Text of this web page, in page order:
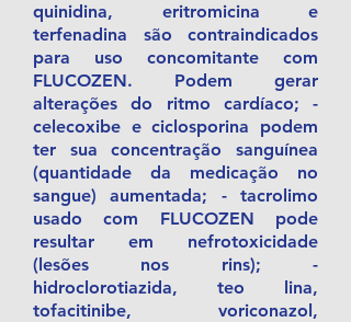
quinidina, eritromicina e
terfenadina são contraindicados
para uso concomitante com
FLUCOZEN. Podem gerar
alterações do ritmo cardíaco; -
celecoxibe e ciclosporina podem
ter sua concentração sanguínea
(quantidade da medicação no
sangue) aumentada; - tacrolimo
usado com FLUCOZEN pode
resultar em nefrotoxicidade
(lesões nos rins); -
hidroclorotiazida, teo lina,
tofacitinibe, voriconazol,